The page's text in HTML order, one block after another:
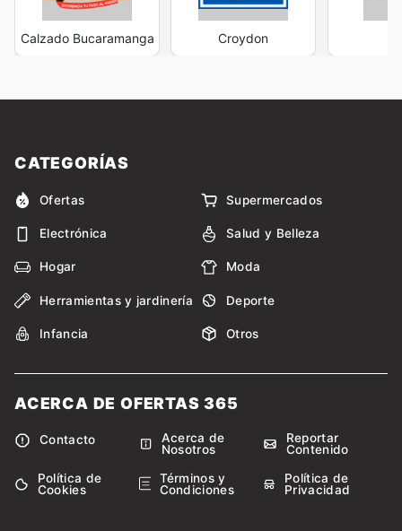
Calzado Bucaramanga Croydon
CATEGORÍAS
Ofertas Supermercados
Electrónica Salud y Belleza
Hogar Moda
Herramientas y jardinería Deporte
Infancia Otros
ACERCA DE OFERTAS 365
Contacto
Acerca de
Nosotros
Reportar
Contenido
Política de
Cookies
Términos y
Condiciones
Política de
Privacidad